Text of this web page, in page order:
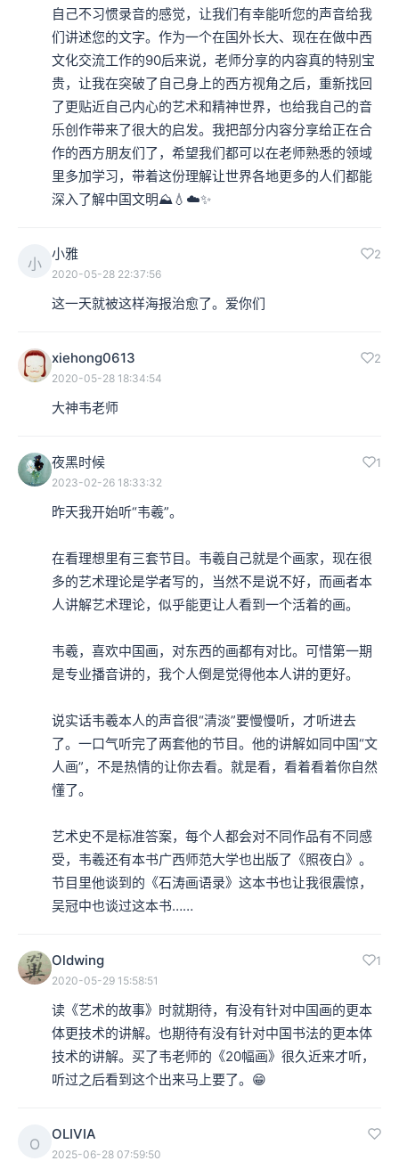
自己不习惯录音的感觉，让我们有幸能听您的声音给我
们讲述您的文字。作为一个在国外长大、现在在做中西
文化交流工作的90后来说，老师分享的内容真的特别宝
贵，让我在突破了自己身上的西方视角之后，重新找回
了更贴近自己内心的艺术和精神世界，也给我自己的音
乐创作带来了很大的启发。我把部分内容分享给正在合
作的西方朋友们了，希望我们都可以在老师熟悉的领域
里多加学习，带着这份理解让世界各地更多的人们都能
深入了解中国文明⛰️💧☁️✨
小
小雅 2
2020-05-28 22:37:56
这一天就被这样海报治愈了。爱你们
xiehong0613 2
2020-05-28 18:34:54
大神韦老师
夜黑时候 1
2023-02-26 18:33:32
昨天我开始听“韦羲”。
在看理想里有三套节目。韦羲自己就是个画家，现在很
多的艺术理论是学者写的，当然不是说不好，而画者本
人讲解艺术理论，似乎能更让人看到一个活着的画。
韦羲，喜欢中国画，对东西的画都有对比。可惜第一期
是专业播音讲的，我个人倒是觉得他本人讲的更好。
说实话韦羲本人的声音很“清淡”要慢慢听，才听进去
了。一口气听完了两套他的节目。他的讲解如同中国“文
人画”，不是热情的让你去看。就是看，看着看着你自然
懂了。
艺术史不是标准答案，每个人都会对不同作品有不同感
受，韦羲还有本书广西师范大学也出版了《照夜白》。
节目里他谈到的《石涛画语录》这本书也让我很震惊，
吴冠中也谈过这本书……
Oldwing 1
2020-05-29 15:58:51
读《艺术的故事》时就期待，有没有针对中国画的更本
体更技术的讲解。也期待有没有针对中国书法的更本体
技术的讲解。买了韦老师的《20幅画》很久近来才听，
听过之后看到这个出来马上要了。😁️
O
OLIVIA
2025-06-28 07:59:50